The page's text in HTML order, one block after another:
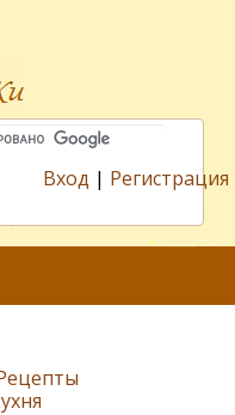
Вход | Регистрация